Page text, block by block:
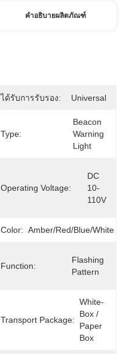
คำอธิบายผลิตภัณฑ์
ได้รับการรับรอง: Universal
Type:
Beacon
Warning
Light
Operating Voltage:
DC
10-
110V
Color: Amber/Red/Blue/White
Function:
Flashing
Pattern
Transport Package:
White-
Box /
Paper
Box